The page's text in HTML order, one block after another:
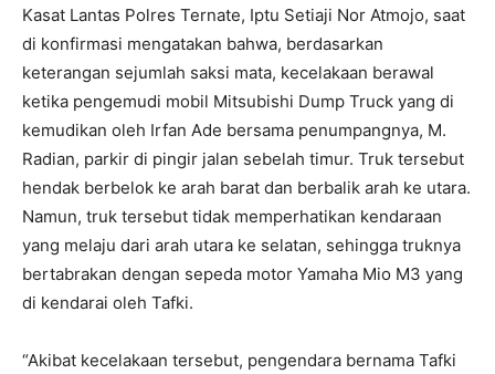
Kasat Lantas Polres Ternate, Iptu Setiaji Nor Atmojo, saat
di konfirmasi mengatakan bahwa, berdasarkan
keterangan sejumlah saksi mata, kecelakaan berawal
ketika pengemudi mobil Mitsubishi Dump Truck yang di
kemudikan oleh Irfan Ade bersama penumpangnya, M.
Radian, parkir di pingir jalan sebelah timur. Truk tersebut
hendak berbelok ke arah barat dan berbalik arah ke utara.
Namun, truk tersebut tidak memperhatikan kendaraan
yang melaju dari arah utara ke selatan, sehingga truknya
bertabrakan dengan sepeda motor Yamaha Mio M3 yang
di kendarai oleh Tafki.
“Akibat kecelakaan tersebut, pengendara bernama Tafki